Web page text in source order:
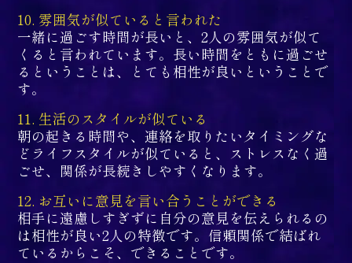
10. 雰囲気が似ていると言われた
一緒に過ごす時間が長いと、2人の雰囲気が似て
くると言われています。長い時間をともに過ごせ
るということは、とても相性が良いということで
す。
11. 生活のスタイルが似ている
朝の起きる時間や、連絡を取りたいタイミングな
どライフスタイルが似ていると、ストレスなく過
ごせ、関係が長続きしやすくなります。
12. お互いに意見を言い合うことができる
相手に遠慮しすぎずに自分の意見を伝えられるの
は相性が良い2人の特徴です。信頼関係で結ばれ
ているからこそ、できることです。